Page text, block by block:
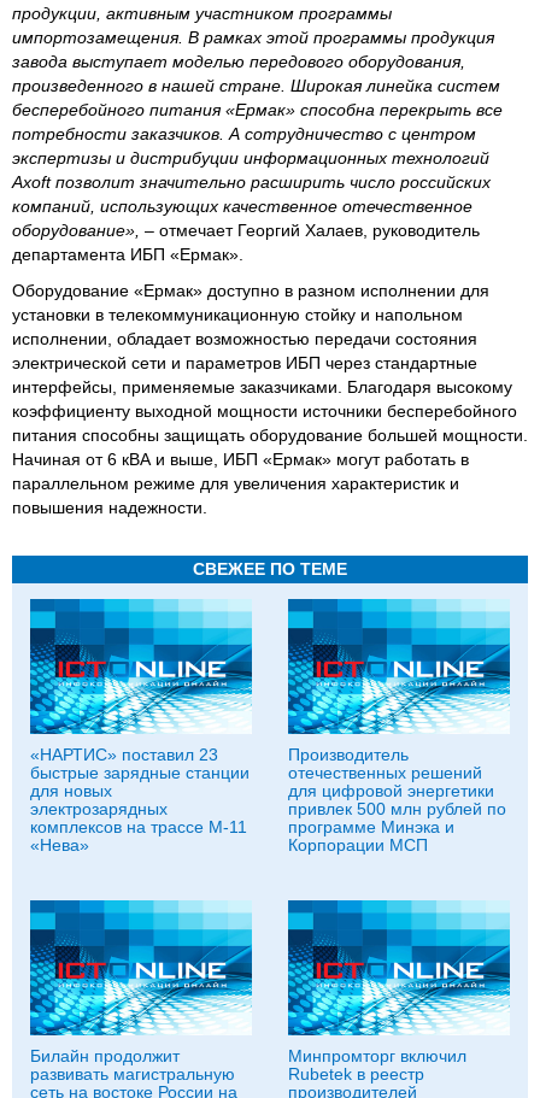
продукции, активным участником программы
импортозамещения. В рамках этой программы продукция
завода выступает моделью передового оборудования,
произведенного в нашей стране. Широкая линейка систем
бесперебойного питания «Ермак» способна перекрыть все
потребности заказчиков. А сотрудничество с центром
экспертизы и дистрибуции информационных технологий
Axoft позволит значительно расширить число российских
компаний, использующих качественное отечественное
оборудование», – отмечает Георгий Халаев, руководитель
департамента ИБП «Ермак».
Оборудование «Ермак» доступно в разном исполнении для
установки в телекоммуникационную стойку и напольном
исполнении, обладает возможностью передачи состояния
электрической сети и параметров ИБП через стандартные
интерфейсы, применяемые заказчиками. Благодаря высокому
коэффициенту выходной мощности источники бесперебойного
питания способны защищать оборудование большей мощности.
Начиная от 6 кВА и выше, ИБП «Ермак» могут работать в
параллельном режиме для увеличения характеристик и
повышения надежности.
СВЕЖЕЕ ПО ТЕМЕ
«НАРТИС» поставил 23
быстрые зарядные станции
для новых
электрозарядных
комплексов на трассе М-11
«Нева»
Производитель
отечественных решений
для цифровой энергетики
привлек 500 млн рублей по
программе Минэка и
Корпорации МСП
Билайн продолжит
развивать магистральную
сеть на востоке России на
Минпромторг включил
Rubetek в реестр
производителей